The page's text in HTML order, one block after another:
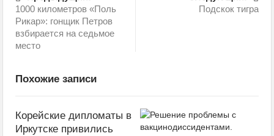
1000 километров «Поль
Рикар»: гонщик Петров
взбирается на седьмое
место
Подскок тигра
Похожие записи
Корейские дипломаты в
Иркутске привились